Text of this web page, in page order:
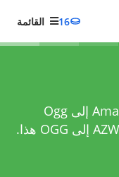
16 القائمة
حوّل ملفك من Amazon KF8 eBook File إلى Ogg
هذا.